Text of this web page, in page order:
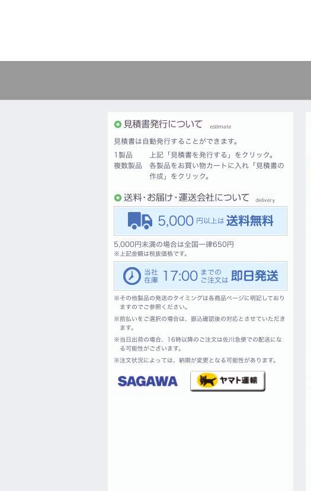
見積書は自動発行することができます。
1製品
上記「見積書を発行する」をクリック。
複数製品
各製品をお買い物カートに入れ「見積書の
作成」をクリック。
5,000
5,000円未満の場合は全国一律650円
※ 上記金額は税抜価格です。
17:00
※その他製品の発送のタイミングは各商品ページに明記しており
ますのでご参照ください。
※前払いをご選択の場合は、振込確認後の対応とさせていただき
ます。
※ 当日出荷の場合、16時以降のご注文は佐川急便での配送にな
る可能性がございます。
※注文状況によっては、納期が変更となる可能性があります。